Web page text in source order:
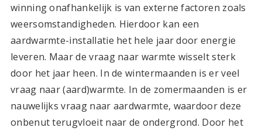
winning onafhankelijk is van externe factoren zoals
weersomstandigheden. Hierdoor kan een
aardwarmte-installatie het hele jaar door energie
leveren. Maar de vraag naar warmte wisselt sterk
door het jaar heen. In de wintermaanden is er veel
vraag naar (aard)warmte. In de zomermaanden is er
nauwelijks vraag naar aardwarmte, waardoor deze
onbenut terugvloeit naar de ondergrond. Door het